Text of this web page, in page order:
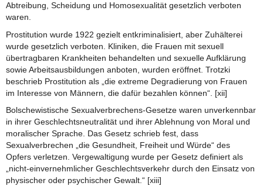
Abtreibung, Scheidung und Homosexualität gesetzlich verboten
waren.
Prostitution wurde 1922 gezielt entkriminalisiert, aber Zuhälterei
wurde gesetzlich verboten. Kliniken, die Frauen mit sexuell
übertragbaren Krankheiten behandelten und sexuelle Aufklärung
sowie Arbeitsausbildungen anboten, wurden eröffnet. Trotzki
beschrieb Prostitution als „die extreme Degradierung von Frauen
im Interesse von Männern, die dafür bezahlen können“. [xii]
Bolschewistische Sexualverbrechens-Gesetze waren unverkennbar
in ihrer Geschlechtsneutralität und ihrer Ablehnung von Moral und
moralischer Sprache. Das Gesetz schrieb fest, dass
Sexualverbrechen „die Gesundheit, Freiheit und Würde“ des
Opfers verletzen. Vergewaltigung wurde per Gesetz definiert als
„nicht-einvernehmlicher Geschlechtsverkehr durch den Einsatz von
physischer oder psychischer Gewalt.“ [xiii]